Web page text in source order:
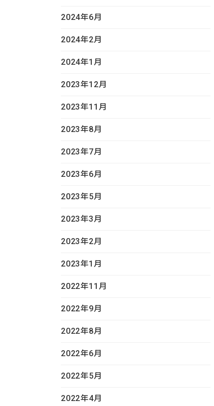
2024年6月
2024年2月
2024年1月
2023年12月
2023年11月
2023年8月
2023年7月
2023年6月
2023年5月
2023年3月
2023年2月
2023年1月
2022年11月
2022年9月
2022年8月
2022年6月
2022年5月
2022年4月